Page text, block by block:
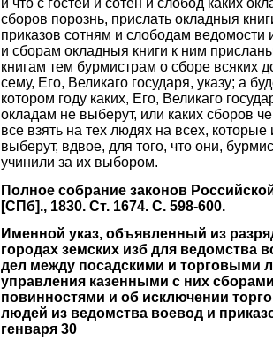
и что с гостей и сотен и слобод каких
сборов порознь, прислать окладныя
приказов сотням и слободам
и сборам окладныя книги к ним
книгам тем бурмистрам о сборе всяких
сему, Его, Великаго государя, указу; а
котором году каких, Его, Великаго
окладам не выберут, или каких сборов
все взять на тех людях на всех, которые
выберут, вдвое, для того, что они,
учинили за их выбором.
Полное собрание законов
[СПб]., 1830. Ст. 1674. С. 598-600.
Именной указ, объявленный из
городах земских изб для ведомства
дел между посадскими и торговыми
управления казенными с них
повинностями и об исключении
людей из ведомства воевод и
генваря 30